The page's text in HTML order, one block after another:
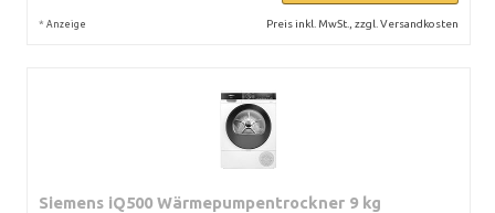
* Anzeige Preis inkl. MwSt., zzgl. Versandkosten
Siemens iQ500 Wärmepumpentrockner 9 kg